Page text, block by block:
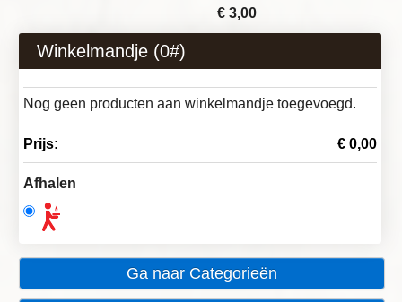
€ 3,00
Winkelmandje (0#)
Nog geen producten aan winkelmandje toegevoegd.
Prijs: € 0,00
Afhalen
Ga naar Categorieën